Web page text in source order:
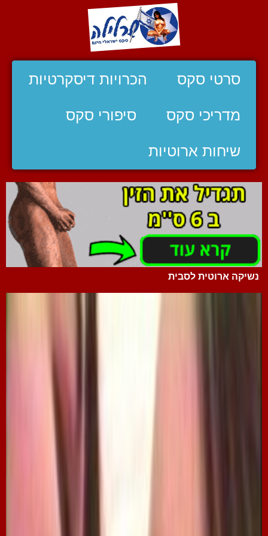
סרטי סקס הכרויות דיסקרטיות
מדריכי סקס סיפורי סקס
שיחות ארוטיות
נשיקה ארוטית לסבית